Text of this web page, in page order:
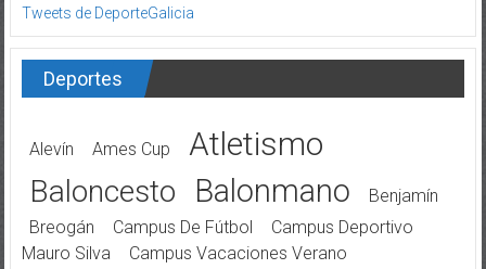
Tweets de DeporteGalicia
Deportes
Alevín Ames Cup Atletismo
Baloncesto Balonmano
Benjamín
Breogán
Campus De Fútbol
Campus Deportivo
Mauro Silva
Campus Vacaciones Verano